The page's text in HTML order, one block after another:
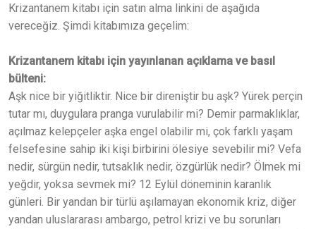
Krizantanem kitabı için satın alma linkini de aşağıda
vereceğiz. Şimdi kitabımıza geçelim:
Krizantanem kitabı için yayınlanan açıklama ve basıl
bülteni:
Aşk nice bir yiğitliktir. Nice bir direniştir bu aşk? Yürek perçin
tutar mı, duygulara pranga vurulabilir mi? Demir parmaklıklar,
açılmaz kelepçeler aşka engel olabilir mi, çok farklı yaşam
felsefesine sahip iki kişi birbirini ölesiye sevebilir mi? Vefa
nedir, sürgün nedir, tutsaklık nedir, özgürlük nedir? Ölmek mi
yeğdir, yoksa sevmek mi? 12 Eylül döneminin karanlık
günleri. Bir yandan bir türlü aşılamayan ekonomik kriz, diğer
yandan uluslararası ambargo, petrol krizi ve bu sorunları